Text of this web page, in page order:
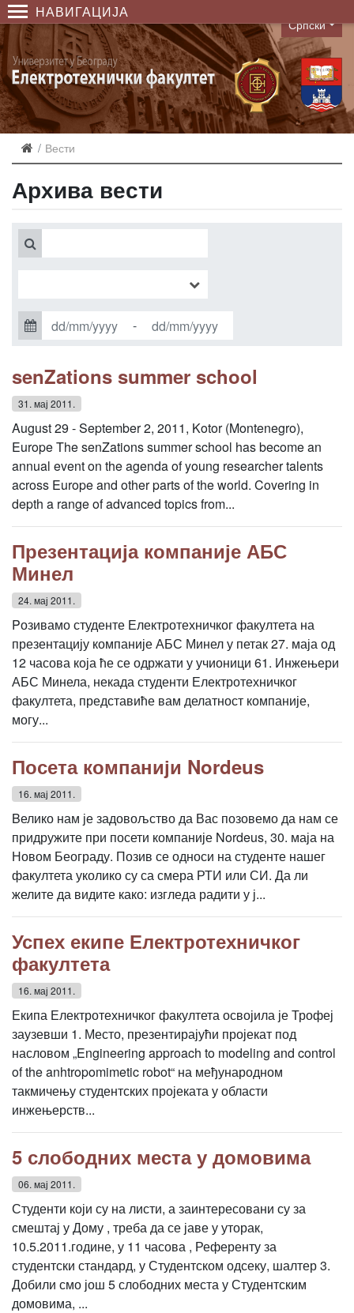
НАВИГАЦИЈА
Language
Српски
Вести
Архива вести
-
senZations summer school
31. мај 2011.
August 29 - September 2, 2011, Kotor (Montenegro),
Europe The senZations summer school has become an
annual event on the agenda of young researcher talents
across Europe and other parts of the world. Covering in
depth a range of advanced topics from...
Презентација компаније АБС
Минел
24. мај 2011.
Pозивамо студенте Електротехничког факултета на
презентацију компаније АБС Минел у петак 27. маја од
12 часова која ће се одржати у учионици 61. Инжењери
АБС Минела, некада студенти Електротехничког
факултета, представиће вам делатност компаније,
могу...
Посета компанији Nordeus
16. мај 2011.
Bелико нам је задовољство да Вас позовемо да нам се
придружите при посети компаније Nordeus, 30. маја на
Новом Београду. Позив се односи на студенте нашег
факултета уколико су са смера РТИ или СИ. Да ли
желите да видите како: изгледа радити у ј...
Успех екипе Електротехничког
факултета
16. мај 2011.
Екипа Електротехничког факултета освојила је Трофеј
заузевши 1. Место, презентирајући пројекат под
насловом „Engineering approach to modeling and control
of the anhtropomimetic robot“ на међународном
такмичењу студентских пројеката у области
инжењерств...
5 слободних места у домовима
06. мај 2011.
Студенти који су на листи, а заинтересовани су за
смештај у Дому , треба да се јаве у уторак,
10.5.2011.године, у 11 часова , Референту за
студентски стандард, у Студентском одсеку, шалтер 3.
Добили смо још 5 слободних места у Студентским
домовима, ...